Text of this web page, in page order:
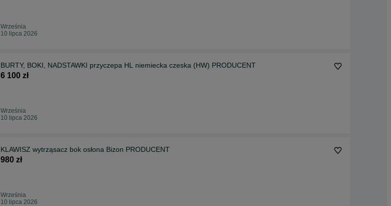
Września
10 lipca 2026
BURTY, BOKI, NADSTAWKI przyczepa HL niemiecka czeska (HW) PRODUCENT
6 100 zł
Września
10 lipca 2026
KLAWISZ wytrząsacz bok osłona Bizon PRODUCENT
980 zł
Września
10 lipca 2026